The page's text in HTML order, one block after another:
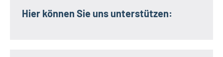
Hier können Sie uns unterstützen: